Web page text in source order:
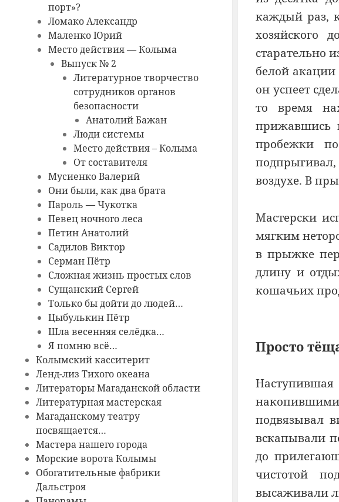
порт»?
Ломако Александр
Маленко Юрий
Место действия — Колыма
Выпуск № 2
Литературное творчество
сотрудников органов
безопасности
Анатолий Бажан
Люди системы
Место действия – Колыма
От составителя
Мусиенко Валерий
Они были, как два брата
Пароль — Чукотка
Певец ночного леса
Петин Анатолий
Садилов Виктор
Серман Пётр
Сложная жизнь простых слов
Сущанский Сергей
Только бы дойти до людей…
Цыбулькин Пётр
Шла весенняя селёдка…
Я помню всё…
Колымский касситерит
Ленд-лиз Тихого океана
Литераторы Магаданской области
Литературная мастерская
Магаданскому театру
посвящается…
Мастера нашего города
Морские ворота Колымы
Обогатительные фабрики
Дальстроя
каждый раз,
хозяйского
старательно
белой
он успеет
то время
прижавшись
пробежки
подпрыгивал,
воздухе. В
Мастерски
мягким
в прыжке
длину и
кошачьих
Просто
Наступившая
подвязывал
вскапывали
до
чистотой
высаживали